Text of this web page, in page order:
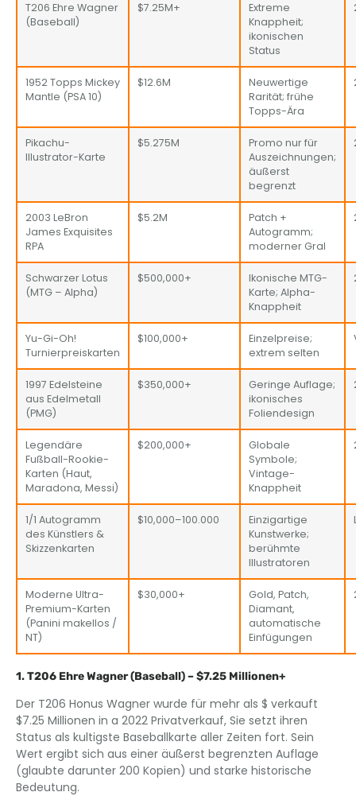
T206 Ehre Wagner
(Baseball)
$7.25M+
Extreme
Knappheit;
ikonischen
Status
1952 Topps Mickey
Mantle (PSA 10)
$12.6M
Neuwertige
Rarität; frühe
Topps-Ära
Pikachu-
Illustrator-Karte
$5.275M
Promo nur für
Auszeichnungen;
äußerst
begrenzt
2003 LeBron
James Exquisites
RPA
$5.2M
Patch +
Autogramm;
moderner Gral
Schwarzer Lotus
(MTG – Alpha)
$500,000+
Ikonische MTG-
Karte; Alpha-
Knappheit
Yu-Gi-Oh!
Turnierpreiskarten
$100,000+
Einzelpreise;
extrem selten
1997 Edelsteine ​​
aus Edelmetall
(PMG)
$350,000+
Geringe Auflage;
ikonisches
Foliendesign
Legendäre
Fußball-Rookie-
Karten (Haut,
Maradona, Messi)
$200,000+
Globale
Symbole;
Vintage-
Knappheit
1/1 Autogramm
des Künstlers &
Skizzenkarten
$10,000–100.000
Einzigartige
Kunstwerke;
berühmte
Illustratoren
Moderne Ultra-
Premium-Karten
(Panini makellos /
NT)
$30,000+
Gold, Patch,
Diamant,
automatische
Einfügungen
1. T206 Ehre Wagner (Baseball) – $7.25 Millionen+
Der T206 Honus Wagner wurde für mehr als $ verkauft
$7.25 Millionen in a 2022 Privatverkauf, Sie setzt ihren
Status als kultigste Baseballkarte aller Zeiten fort. Sein
Wert ergibt sich aus einer äußerst begrenzten Auflage
(glaubte darunter 200 Kopien) und starke historische
Bedeutung.